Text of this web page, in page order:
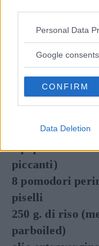
Please note that this
not limited to your
use your data for
consent section.
Personal Data
Google consents
CONFIRM
Data Deletion
INGREDIENTI
8 scampi – 600
8 tartufi di
16 cozze – 1
3 cipolle – 2
mazzetto
3 peperoni –
piccanti)
8 pomodori
piselli
250 g. di riso
parboiled)